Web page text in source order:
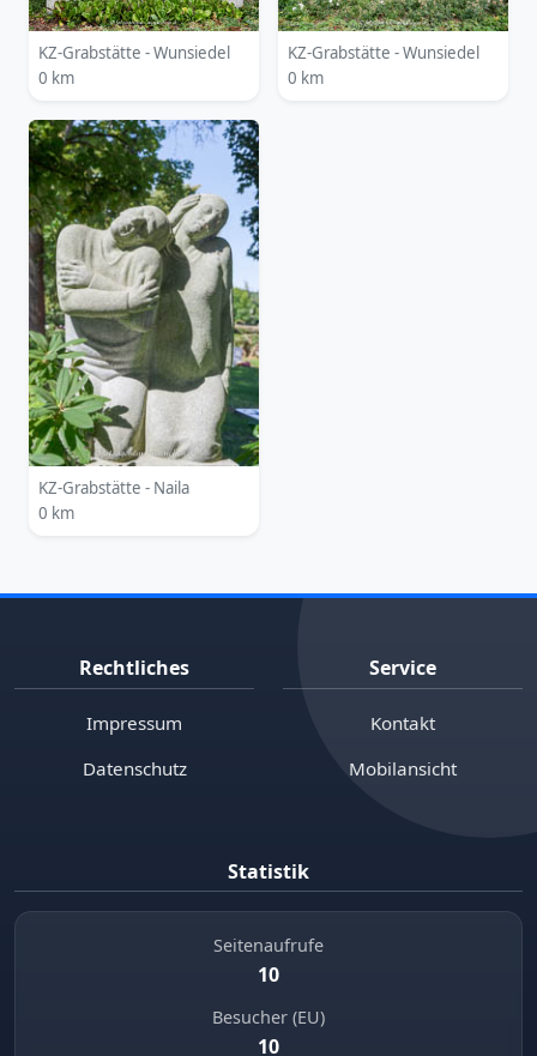
KZ-Grabstätte - Wunsiedel
0 km
KZ-Grabstätte - Wunsiedel
0 km
KZ-Grabstätte - Naila
0 km
Rechtliches
Impressum
Datenschutz
Service
Kontakt
Mobilansicht
Statistik
Seitenaufrufe
10
Besucher (EU)
10